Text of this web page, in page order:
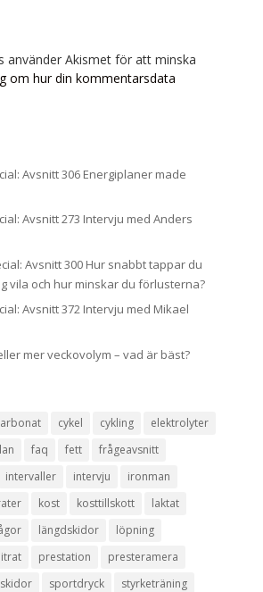
använder Akismet för att minska
om hur din kommentarsdata
Avsnitt 306 Energiplaner made
Avsnitt 273 Intervju med Anders
Avsnitt 300 Hur snabbt tappar du
vila och hur minskar du förlusterna?
Avsnitt 372 Intervju med Mikael
mer veckovolym – vad är bäst?
cykel cykling
elektrolyter
faq fett
frågeavsnitt
intervaller intervju
ironman
kost kosttillskott
laktat
längdskidor
löpning
prestation
presteramera
skidor sportdryck
styrketräning